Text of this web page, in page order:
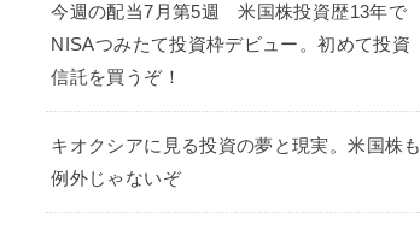
今週の配当7月第5週 米国株投資歴13年で
NISAつみたて投資枠デビュー。初めて投資
信託を買うぞ！
キオクシアに見る投資の夢と現実。米国株も
例外じゃないぞ